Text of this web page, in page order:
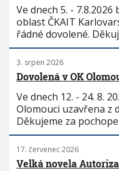
Ve dnech 5. -
oblast ČKAIT
řádné dovolené.
3. srpen 2026
Dovolená v OK
Ve dnech 12. - 24. 8.
Olomouci uzavřena z
Děkujeme za
17. červenec 2026
Velká novela